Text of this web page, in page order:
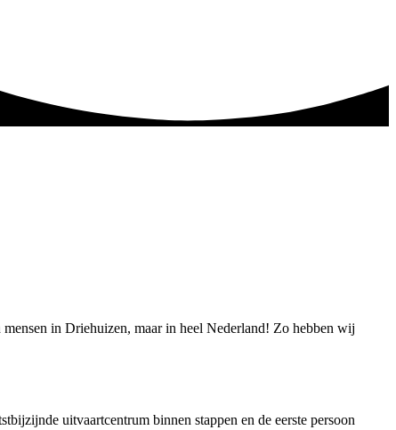
in Driehuizen, maar in heel Nederland! Zo hebben wij
uitvaartcentrum binnen stappen en de eerste persoon